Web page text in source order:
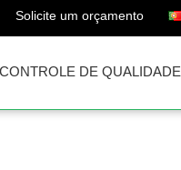
Solicite um orçamento
CONTROLE DE QUALIDADE